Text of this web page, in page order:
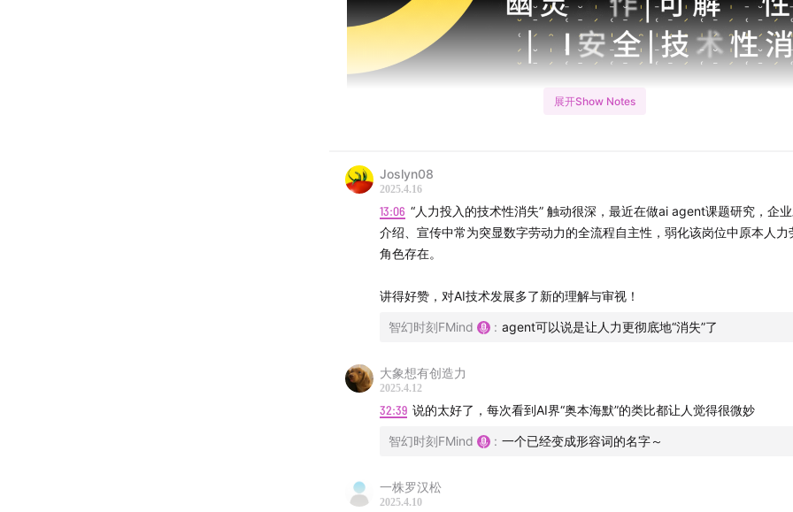
本期节目主要讨论AI如何被讲述、被理解、被接受，以及被信
仰。
这两天，李飞飞领导的斯坦福大学以人为本人工智能研究所（Stanford
2024年，AI更大程度地融入到了日常生活中。
黎行动峰会之后，安全不再是AI治理领域最核心的议题。而为了抢夺全
的先发优势，各国科技公司也开启了“Beta即推送”的竞赛。
可以说，半成品是我们的时代症候群：人们被迫接受尚未成熟的产品、
这是一场迟来的节目介绍，也是一个邀请。我们从一个牧区少年的故事
展开Show Notes
Joslyn08
2025.4.16
13:06 “人力投入的技术性消失” 触动很深，最近在做ai agent课题研究，企
介绍、宣传中常为突显数字劳动力的全流程自主性，弱化该岗位中原本人力
角色存在。
讲得好赞，对AI技术发展多了新的理解与审视！
智幻时刻FMind : agent可以说是让人力更彻底地“消失”了
大象想有创造力
2025.4.12
32:39 说的太好了，每次看到AI界“奥本海默”的类比都让人觉得很微妙
智幻时刻FMind : 一个已经变成形容词的名字～
一株罗汉松
2025.4.10